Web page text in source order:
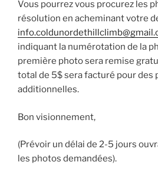
Vous pourrez vous procurez les
résolution en acheminant votre
indiquant la numérotation de la
première photo sera remise
total de 5$ sera facturé pour des
additionnelles.
Bon visionnement,
(Prévoir un délai de 2-5 jours
les photos demandées).